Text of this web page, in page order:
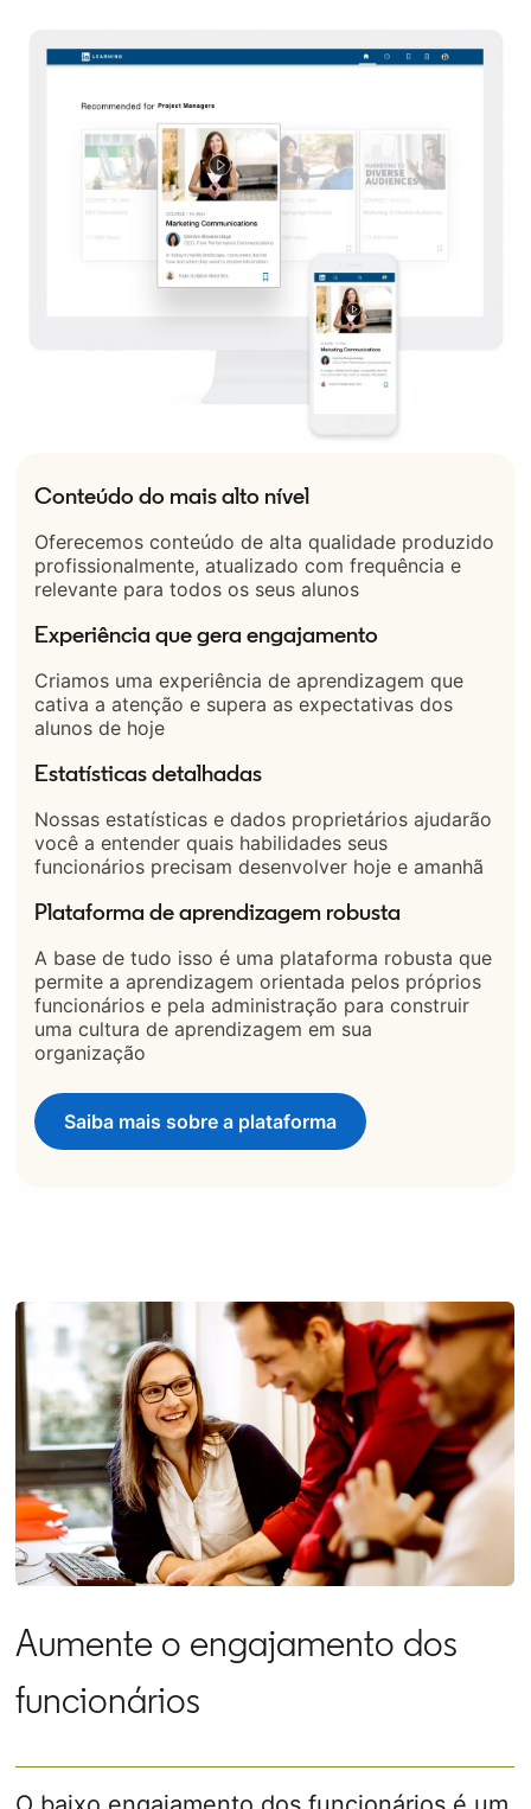
Conteúdo do mais alto nível
Oferecemos conteúdo de alta qualidade produzido
profissionalmente, atualizado com frequência e
relevante para todos os seus alunos
Experiência que gera engajamento
Criamos uma experiência de aprendizagem que
cativa a atenção e supera as expectativas dos
alunos de hoje
Estatísticas detalhadas
Nossas estatísticas e dados proprietários ajudarão
você a entender quais habilidades seus
funcionários precisam desenvolver hoje e amanhã
Plataforma de aprendizagem robusta
A base de tudo isso é uma plataforma robusta que
permite a aprendizagem orientada pelos próprios
funcionários e pela administração para construir
uma cultura de aprendizagem em sua
organização
Saiba mais sobre a plataforma
Aumente o engajamento dos
funcionários